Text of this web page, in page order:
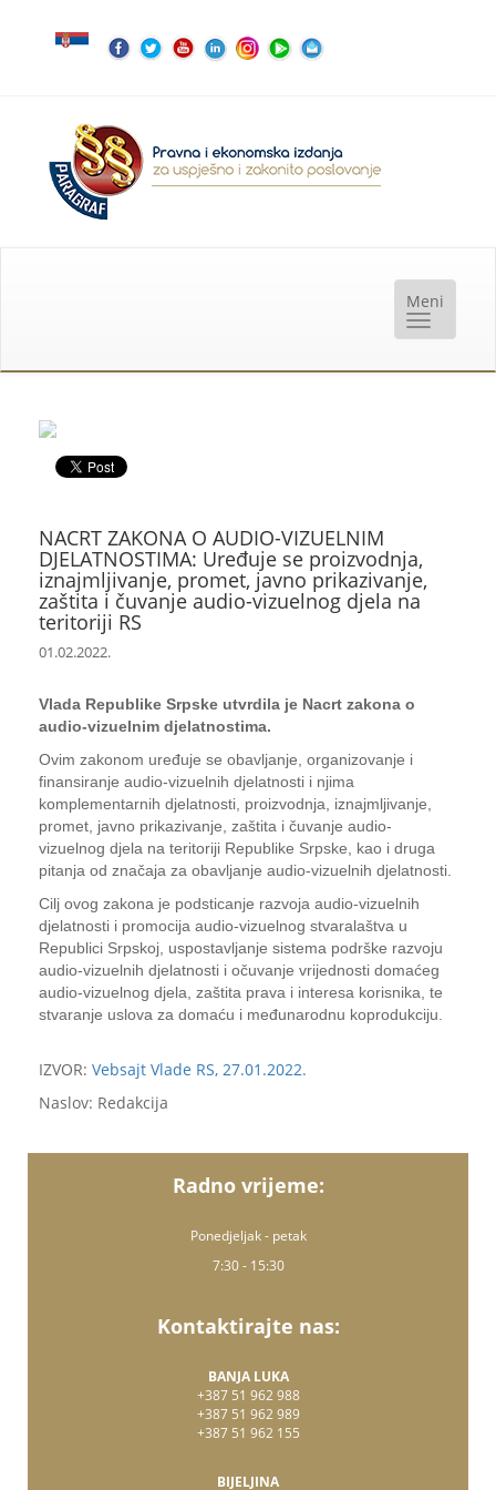
NACRT ZAKONA O AUDIO-VIZUELNIM
DJELATNOSTIMA: Uređuje se proizvodnja,
iznajmljivanje, promet, javno prikazivanje,
zaštita i čuvanje audio-vizuelnog djela na
teritoriji RS
01.02.2022.
Vlada Republike Srpske utvrdila je Nacrt zakona o
audio-vizuelnim djelatnostima.
Ovim zakonom uređuje se obavljanje, organizovanje i
finansiranje audio-vizuelnih djelatnosti i njima
komplementarnih djelatnosti, proizvodnja, iznajmljivanje,
promet, javno prikazivanje, zaštita i čuvanje audio-
vizuelnog djela na teritoriji Republike Srpske, kao i druga
pitanja od značaja za obavljanje audio-vizuelnih djelatnosti.
Cilj ovog zakona je podsticanje razvoja audio-vizuelnih
djelatnosti i promocija audio-vizuelnog stvaralaštva u
Republici Srpskoj, uspostavljanje sistema podrške razvoju
audio-vizuelnih djelatnosti i očuvanje vrijednosti domaćeg
audio-vizuelnog djela, zaštita prava i interesa korisnika, te
stvaranje uslova za domaću i međunarodnu koprodukciju.
IZVOR: Vebsajt Vlade RS, 27.01.2022.
Naslov: Redakcija
Radno vrijeme:
Ponedjeljak - petak
7:30 - 15:30
Kontaktirajte nas:
BANJA LUKA
+387 51 962 988
+387 51 962 989
+387 51 962 155
BIJELJINA